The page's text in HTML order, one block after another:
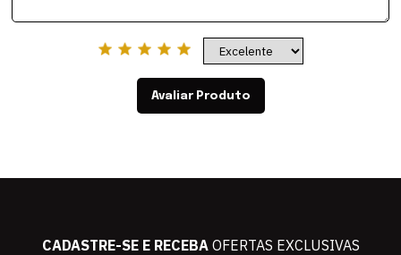
Avaliar Produto
CADASTRE-SE E RECEBAOFERTAS EXCLUSIVAS